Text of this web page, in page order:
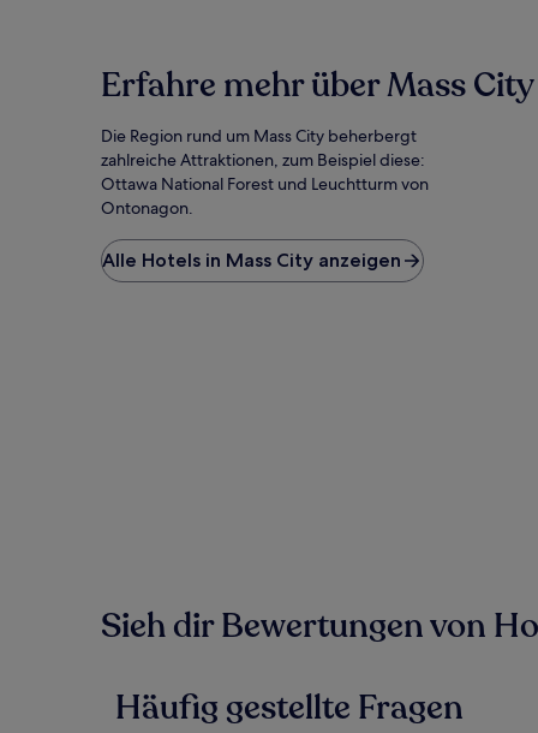
für
einen
mit
1 Übernachtung
von
2 Erwachsenen
gefunden
wurde.
Preise
und
Erfahre mehr über Mass City
Die Region rund um Mass City beherbergt
zahlreiche Attraktionen, zum Beispiel diese:
Ottawa National Forest und Leuchtturm von
Ontonagon.
Alle Hotels in Mass City anzeigen
Sieh dir Bewertungen von
Häufig gestellte Fragen